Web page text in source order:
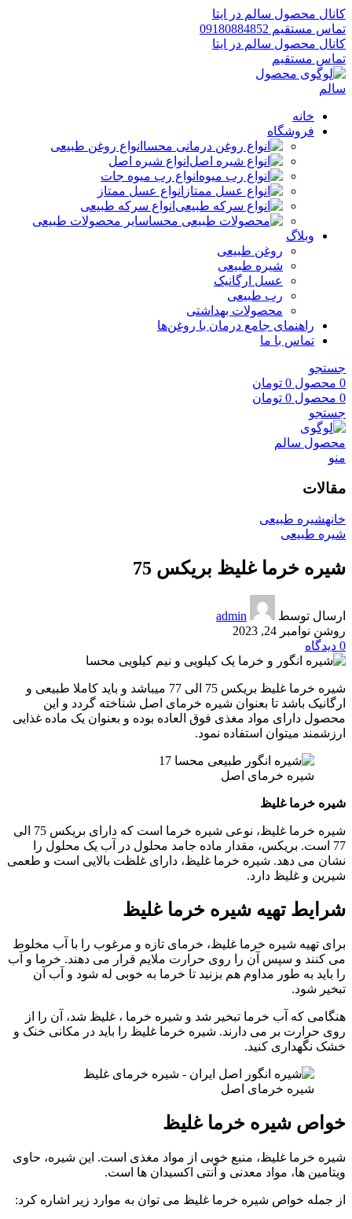
کانال محصول سالم در ایتا
تماس مستقیم 09180884852
کانال محصول سالم در ایتا
تماس مستقیم
خانه
فروشگاه
انواع روغن طبیعی
انواع شیره اصل
انواع رب میوه جات
انواع عسل ممتاز
انواع سرکه طبیعی
سایر محصولات طبیعی
وبلاگ
روغن طبیعی
شیره طبیعی
عسل ارگانیک
رب طبیعی
محصولات بهداشتی
راهنمای جامع درمان با روغن‌ها
تماس با ما
جستجو
0 محصول 0 تومان
0 محصول 0 تومان
جستجو
منو
مقالات
خانهشیره طبیعی
شیره طبیعی
شیره خرما غلیظ بریکس 75
ارسال توسط
admin
روشن نوامبر 24, 2023
0 دیدگاه
شیره خرما غلیظ بریکس 75 الی 77 میباشد و باید کاملا طبیعی و
ارگانیک باشد تا بعنوان شیره خرمای اصل شناخته گردد و این
محصول دارای مواد مغذی فوق العاده بوده و بعنوان یک ماده غذایی
ارزشمند میتوان استفاده نمود.
شیره خرمای اصل
شیره خرما غلیظ
شیره خرما غلیظ، نوعی شیره خرما است که دارای بریکس 75 الی
77 است. بریکس، مقدار ماده جامد محلول در آب یک محلول را
نشان می دهد. شیره خرما غلیظ، دارای غلظت بالایی است و طعمی
شیرین و غلیظ دارد.
شرایط تهیه شیره خرما غلیظ
برای تهیه شیره خرما غلیظ، خرمای تازه و مرغوب را با آب مخلوط
می کنند و سپس آن را روی حرارت ملایم قرار می دهند. خرما و آب
را باید به طور مداوم هم بزنید تا خرما به خوبی له شود و آب آن
تبخیر شود.
هنگامی که آب خرما تبخیر شد و شیره خرما ، غلیظ شد، آن را از
روی حرارت بر می دارند. شیره خرما غلیظ را باید در مکانی خنک و
خشک نگهداری کنید.
شیره خرمای اصل
خواص شیره خرما غلیظ
شیره خرما غلیظ، منبع خوبی از مواد مغذی است. این شیره، حاوی
ویتامین ها، مواد معدنی و آنتی اکسیدان ها است.
از جمله خواص شیره خرما غلیظ می توان به موارد زیر اشاره کرد: